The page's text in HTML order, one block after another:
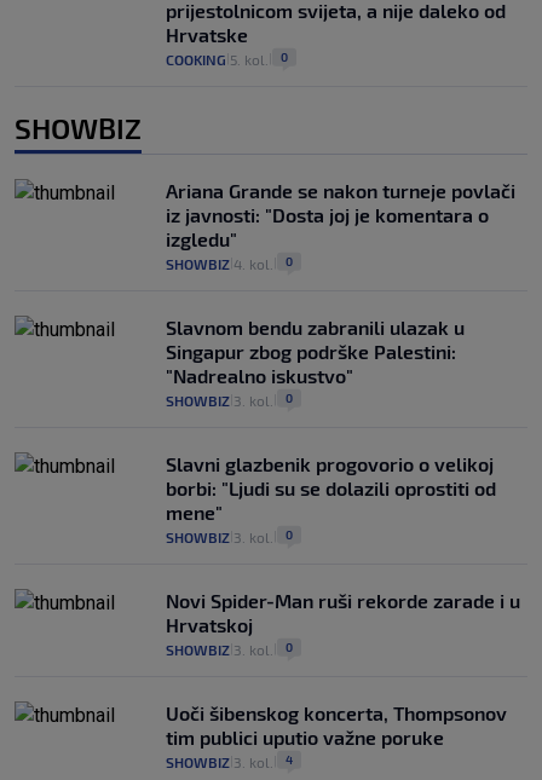
prijestolnicom svijeta, a nije daleko od
Hrvatske
COOKING 5. kol. 0
SHOWBIZ
Ariana Grande se nakon turneje povlači
iz javnosti: "Dosta joj je komentara o
izgledu"
SHOWBIZ 4. kol. 0
Slavnom bendu zabranili ulazak u
Singapur zbog podrške Palestini:
"Nadrealno iskustvo"
SHOWBIZ 3. kol. 0
Slavni glazbenik progovorio o velikoj
borbi: "Ljudi su se dolazili oprostiti od
mene"
SHOWBIZ 3. kol. 0
Novi Spider-Man ruši rekorde zarade i u
Hrvatskoj
SHOWBIZ 3. kol. 0
Uoči šibenskog koncerta, Thompsonov
tim publici uputio važne poruke
SHOWBIZ 3. kol. 4